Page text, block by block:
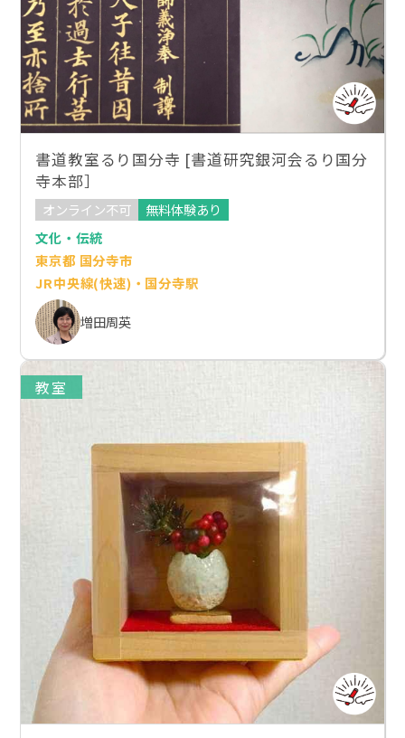
書道教室るり国分寺 [書道研究銀河会るり国分
寺本部］
オンライン不可
無料体験あり
文化・伝統
東京都 国分寺市
JR中央線(快速)・国分寺駅
増田周英
教室